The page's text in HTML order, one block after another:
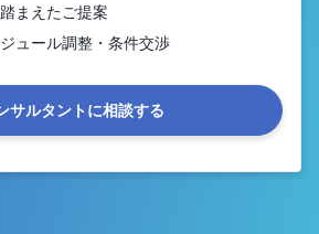
まえたご提案
ュール調整・条件交渉
サルタントに相談する